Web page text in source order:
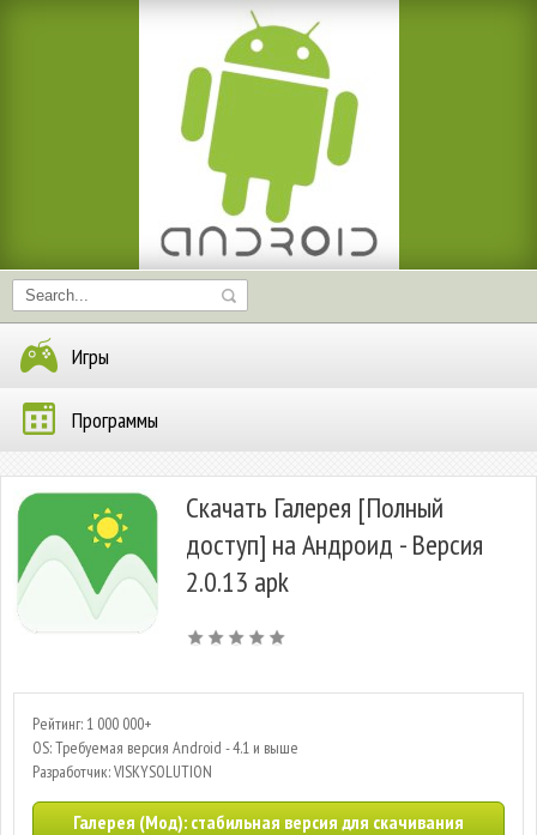
Игры
Программы
Скачать Галерея [Полный
доступ] на Андроид - Версия
2.0.13 apk
Рейтинг: 1 000 000+
OS: Требуемая версия Android - 4.1 и выше
Разработчик: VISKYSOLUTION
Галерея (Мод): стабильная версия для скачивания